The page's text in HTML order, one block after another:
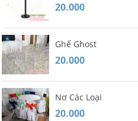
20.000
Ghế Ghost
20.000
Nơ Các Loại
20.000